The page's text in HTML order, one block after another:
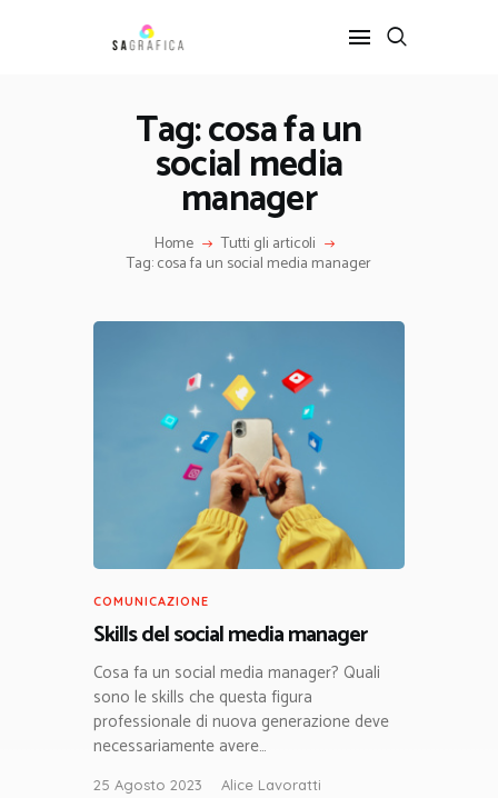
Tag: cosa fa un
social media
manager
Home Tutti gli articoli
Tag: cosa fa un social media manager
GRAFICA
INTERIOR DESIGN
SERVIZI
CONTATTI
COMUNICAZIONE
Skills del social media manager
Cosa fa un social media manager? Quali
sono le skills che questa figura
professionale di nuova generazione deve
necessariamente avere…
25 Agosto 2023 Alice Lavoratti